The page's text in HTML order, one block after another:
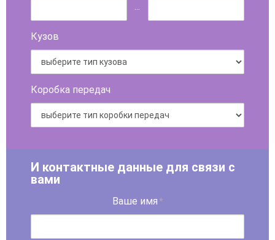
...
Кузов
Коробка передач
И контактные данные для связи с
вами
Ваше имя *